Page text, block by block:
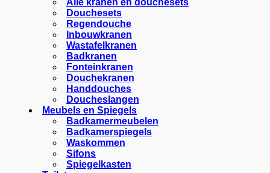
Douchesets
Regendouche
Inbouwkranen
Wastafelkranen
Badkranen
Fonteinkranen
Douchekranen
Handdouches
Doucheslangen
Meubels en Spiegels
Badkamermeubelen
Badkamerspiegels
Waskommen
Sifons
Spiegelkasten